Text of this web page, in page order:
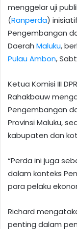
menggelar uji
(Ranperda)
Pengembangan
Daerah Maluku,
Pulau Ambon,
Ketua Komisi III
Rahakbauw
Pengembangan
Provinsi Maluku,
kabupaten dan
“Perda ini juga
dalam konteks
para pelaku
Richard
penting dalam